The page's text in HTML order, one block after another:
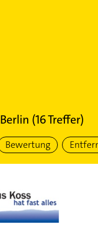
Berlin (16Treffer)
Bewertung